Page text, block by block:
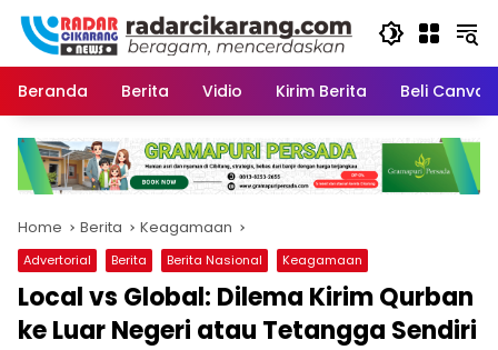
Skip
content
Beranda
Berita Vidio Kirim Berita Beli
Home Berita Keagamaan
Advertorial Berita Berita Nasional Keagamaan
Local vs Global: Dilema Kirim Qurban
ke Luar Negeri atau Tetangga Sendiri